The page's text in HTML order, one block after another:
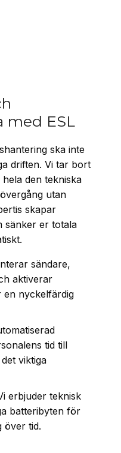
med ESL
ska inte
driften. Vi tar bort
den tekniska
utan
skapar
sänker er totala
sändare,
aktiverar
en nyckelfärdig
tid till
viktiga
erbjuder teknisk
batteribyten för
över tid.